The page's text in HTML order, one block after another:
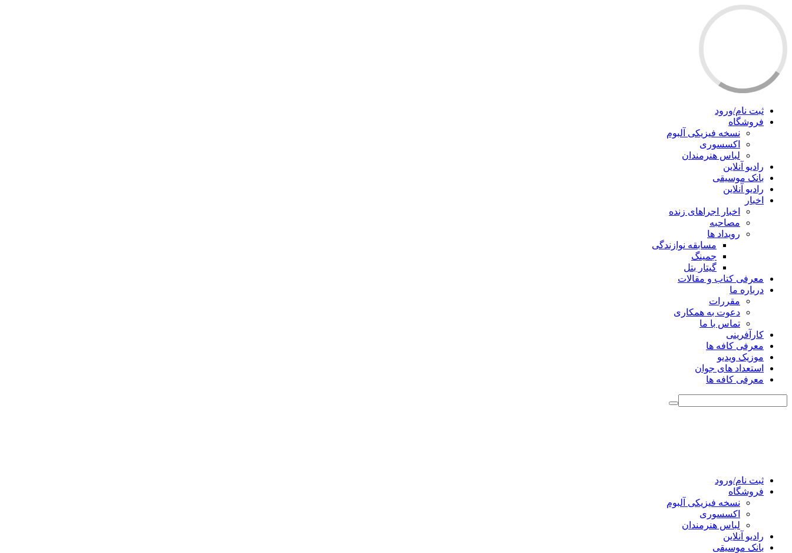
ثبت نام/ورود
فروشگاه
نسخه فیزیکی آلبوم
اکسسوری
لباس هنرمندان
رادیو آنلاین
بانک موسیقی
رادیو آنلاین
اخبار
اخبار اجراهای زنده
مصاحبه
رویداد ها
مسابقه نوازندگی
جمینگ
گیتار بتل
معرفی کتاب و مقالات
درباره ما
مقررات
دعوت به همکاری
تماس با ما
کارآفرینی
معرفی کافه ها
موزیک ویدیو
استعداد های جوان
معرفی کافه ها
ثبت نام/ورود
فروشگاه
نسخه فیزیکی آلبوم
اکسسوری
لباس هنرمندان
رادیو آنلاین
بانک موسیقی